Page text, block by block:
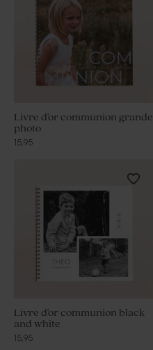
Livre d'or communion grande
photo
15,95
Livre d'or communion black
and white
15,95